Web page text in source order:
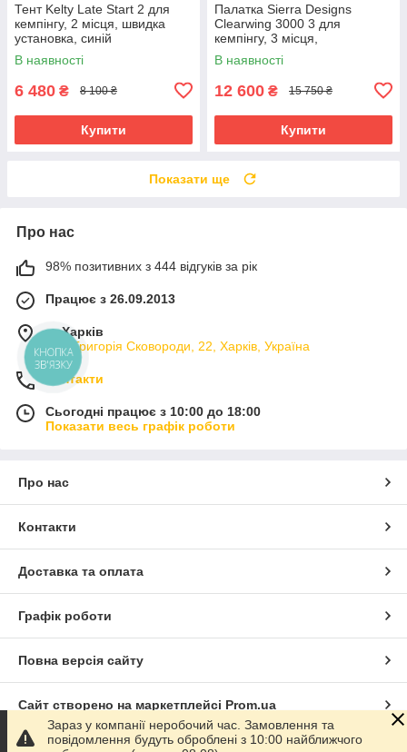
Тент Kelty Late Start 2 для
кемпінгу, 2 місця, швидка
установка, синій
В наявності
6 480 ₴ 8 100 ₴
Купити
Палатка Sierra Designs
Clearwing 3000 3 для
кемпінгу, 3 місця,
водостійкість 1200 мм,
зелена
В наявності
12 600 ₴ 15 750 ₴
Купити
Показати ще
Про нас
98% позитивних з 444 відгуків за рік
Працює з 26.09.2013
м. Харків
вул. Григорія Сковороди, 22, Харків, Україна
Контакти
Сьогодні працює з 10:00 до 18:00
Показати весь графік роботи
Про нас
Контакти
Доставка та оплата
Графік роботи
Повна версія сайту
Сайт створено на маркетплейсі Prom.ua
Зараз у компанії неробочий час. Замовлення та
повідомлення будуть оброблені з 10:00 найближчого
КНОПКА
ЗВ'ЯЗКУ